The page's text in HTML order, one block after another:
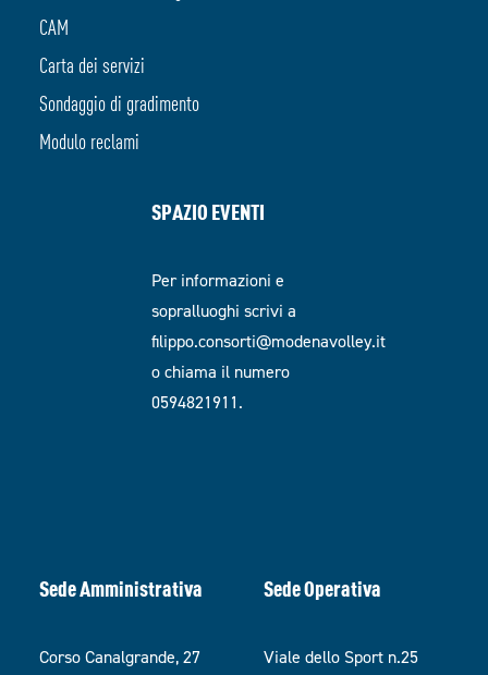
CAM
Carta dei servizi
Sondaggio di gradimento
Modulo reclami
SPAZIO EVENTI
Per informazioni e
sopralluoghi scrivi a
filippo.consorti@modenavolley.it
o chiama il numero
0594821911.
Sede Amministrativa
Corso Canalgrande, 27
Sede Operativa
Viale dello Sport n.25